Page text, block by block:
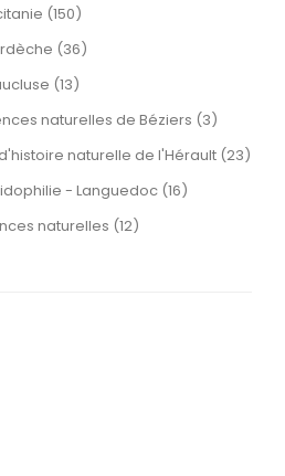
(150)
(36)
(13)
naturelles de Béziers (3)
naturelle de l'Hérault (23)
- Languedoc (16)
naturelles (12)